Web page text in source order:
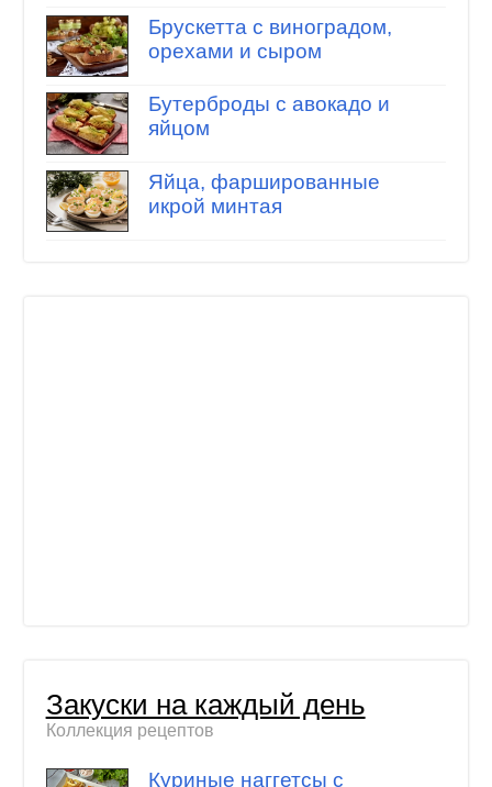
Брускетта с виноградом,
орехами и сыром
Бутерброды с авокадо и
яйцом
Яйца, фаршированные
икрой минтая
Закуски на каждый день
Коллекция рецептов
Куриные наггетсы с